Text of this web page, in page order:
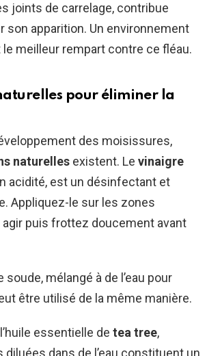
joints de carrelage, contribue
son apparition. Un environnement
meilleur rempart contre ce fléau.
pour éliminer la
des moisissures,
naturelles existent. Le vinaigre
acidité, est un désinfectant et
Appliquez-le sur les zones
puis frottez doucement avant
soude, mélangé à de l’eau pour
être utilisé de la même manière.
essentielle de tea tree,
dans de l’eau constituent un